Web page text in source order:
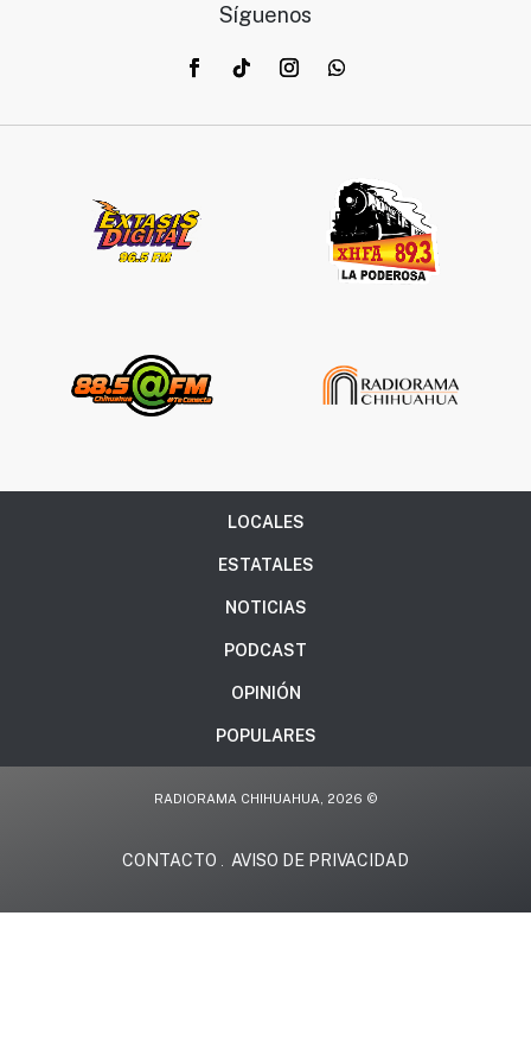
Síguenos
LOCALES
ESTATALES
NOTICIAS
PODCAST
OPINIÓN
POPULARES
RADIORAMA CHIHUAHUA, 2026 ©
CONTACTO AVISO DE PRIVACIDAD